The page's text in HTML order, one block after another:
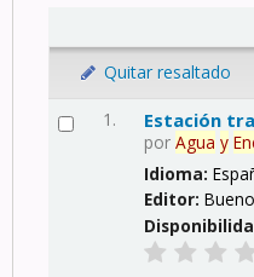
Quitar resaltado
1. Estación
porAgua y
Idioma:
Editor: